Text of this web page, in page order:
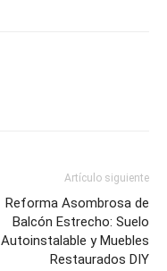
Artículo siguiente
Reforma Asombrosa de
Balcón Estrecho: Suelo
Autoinstalable y Muebles
Restaurados DIY